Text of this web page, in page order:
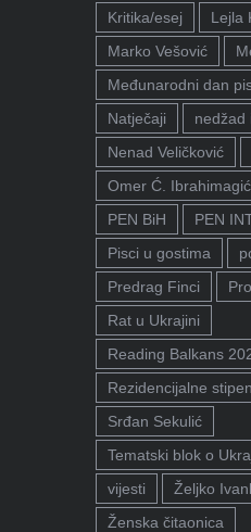
Kritika/esej
Lejla
Marko Vešović
Međunarodni dan
Natječaji
nedžad
Nenad Veličković
Omer Ć. Ibrahimagić
PEN BiH
PEN
Pisci u gostima
Predrag Finci
Rat u Ukrajini
Reading Balkans
Rezidencijalne
Srđan Sekulić
Tematski blok o
vijesti
Željko
Ženska čitaonica